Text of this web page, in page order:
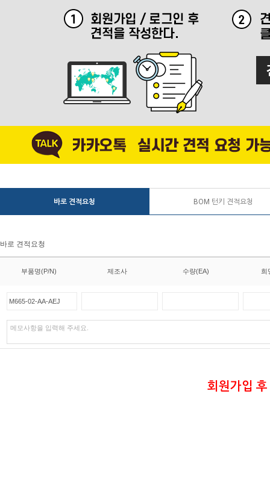
바로 견적요청 BOM 턴키 견적요청
바로 견적요청
부품명(P/N) 제조사 수량(EA) 희
회원가입